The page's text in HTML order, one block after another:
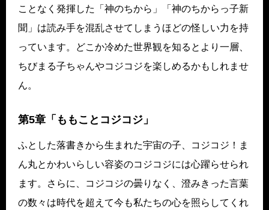
ことなく発揮した「神のちから」「神のちからっ子新
聞」は読み手を混乱させてしまうほどの怪しい力を持
っています。どこか冷めた世界観を知るとより一層、
ちびまる子ちゃんやコジコジを楽しめるかもしれませ
ん。
第5章「ももことコジコジ」
ふとした落書きから生まれた宇宙の子、コジコジ！ま
ん丸とかわいらしい容姿のコジコジには心躍らせられ
ます。さらに、コジコジの曇りなく、澄みきった言葉
の数々は時代を超えて今も私たちの心を照らしてくれ